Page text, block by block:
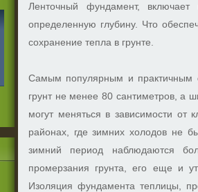
Ленточный фундамент,
определенную глубину. Что
сохранение тепла в грунте.
Самым популярным и практичным
грунт не менее 80 сантиметров, а
могут меняться в зависимости от
районах, где зимних холодов не
зимний период наблюдаются
промерзания грунта, его еще и
Изоляция фундамента теплицы,